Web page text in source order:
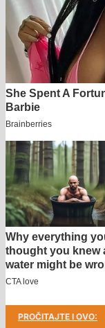
PROČITAJTE I OVO: